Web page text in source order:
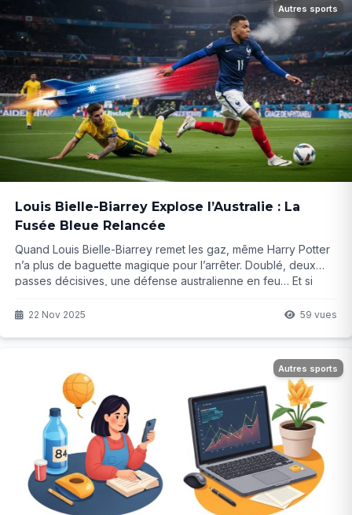
Autres sports
Louis Bielle-Biarrey Explose l’Australie : La
Fusée Bleue Relancée
Quand Louis Bielle-Biarrey remet les gaz, même Harry Potter
n’a plus de baguette magique pour l’arrêter. Doublé, deux
passes décisives, une défense australienne en feu… Et si
rapide du rugby français ?
22 Nov 2025 59 vues
Autres sports